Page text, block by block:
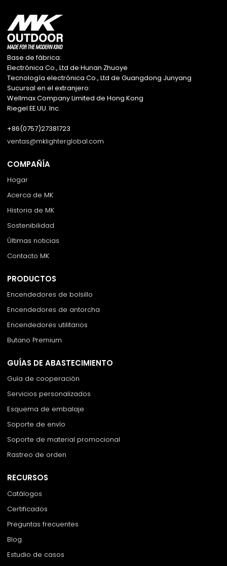
Base de fábrica:
Electrónica Co., Ltd de Hunan Zhuoye
Tecnología electrónica Co., Ltd de Guangdong Junyang
Sucursal en el extranjero:
Wellmax Company Limited de Hong Kong
Riegel EE.UU. Inc.
+86(0757)27381723
ventas@mklighterglobal.com
COMPAÑÍA
Hogar
Acerca de MK
Historia de MK
Sostenibilidad
Últimas noticias
Contacto MK
PRODUCTOS
Encendedores de bolsillo
Encendedores de antorcha
Encendedores utilitarios
Butano Premium
GUÍAS DE ABASTECIMIENTO
Guía de cooperación
Servicios personalizados
Esquema de embalaje
Soporte de envío
Soporte de material promocional
Rastreo de orden
RECURSOS
Catálogos
Certificados
Preguntas frecuentes
Blog
Estudio de casos